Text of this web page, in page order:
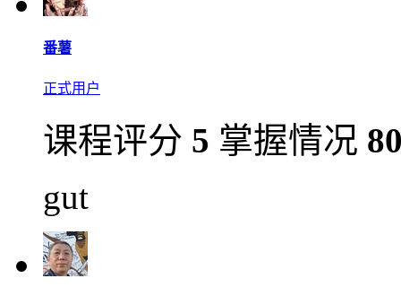
番薯
正式用户
课程评分 5 掌握情况
gut